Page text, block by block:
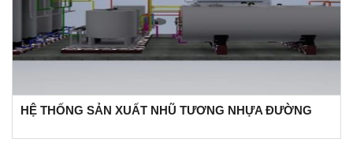
HỆ THỐNG SẢN XUẤT NHŨ TƯƠNG NHỰA ĐƯỜNG